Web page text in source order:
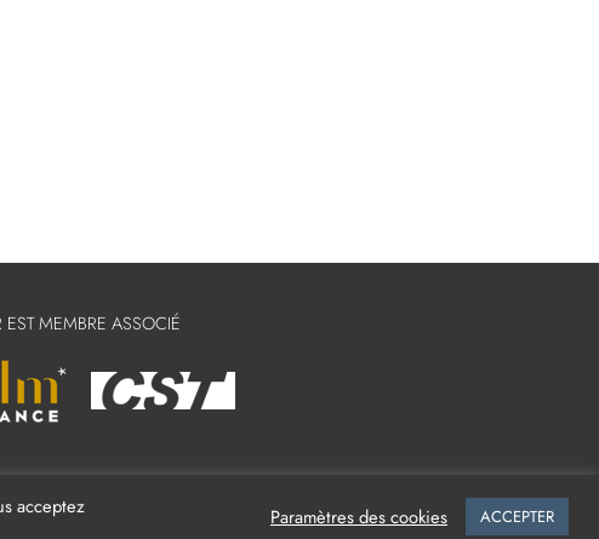
EST MEMBRE ASSOCIÉ
acceptez
Paramètres des cookies ACCEPTER